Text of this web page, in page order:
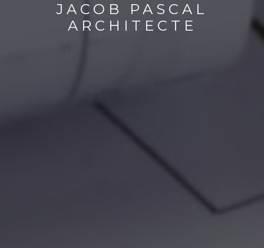
JACOB PASCAL
ARCHITECTE